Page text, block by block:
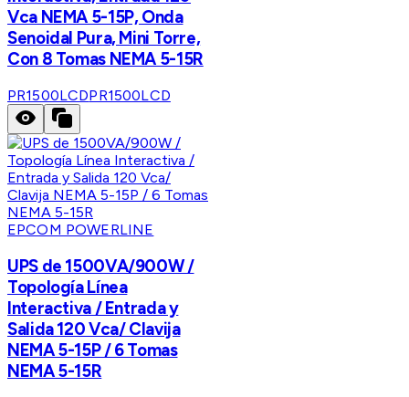
Vca NEMA 5-15P, Onda
Senoidal Pura, Mini Torre,
Con 8 Tomas NEMA 5-15R
PR1500LCDPR1500LCD
EPCOM POWERLINE
UPS de 1500VA/900W /
Topología Línea
Interactiva / Entrada y
Salida 120 Vca/ Clavija
NEMA 5-15P / 6 Tomas
NEMA 5-15R